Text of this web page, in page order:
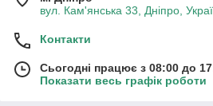
вул. Кам'янська 33, Дніпро,
Контакти
Сьогодні працює з 08:00 до
Показати весь графік роботи